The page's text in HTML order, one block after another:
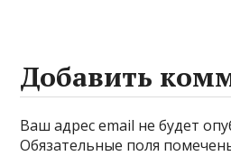
Добавить
Ваш адрес email не будет
Обязательные поля